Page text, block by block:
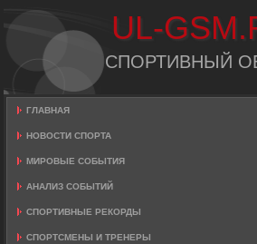
UL-
СПОРТИВНЫЙ
ГЛАВНАЯ
НОВОСТИ СПОРТА
МИРОВЫЕ СОБЫТИЯ
АНАЛИЗ СОБЫТИЙ
СПОРТИВНЫЕ РЕКОРДЫ
СПОРТСМЕНЫ И ТРЕНЕРЫ